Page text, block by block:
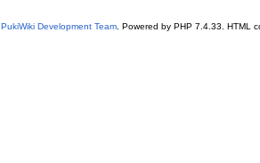
PukiWiki Development Team. Powered by PHP 7.4.33. HTML